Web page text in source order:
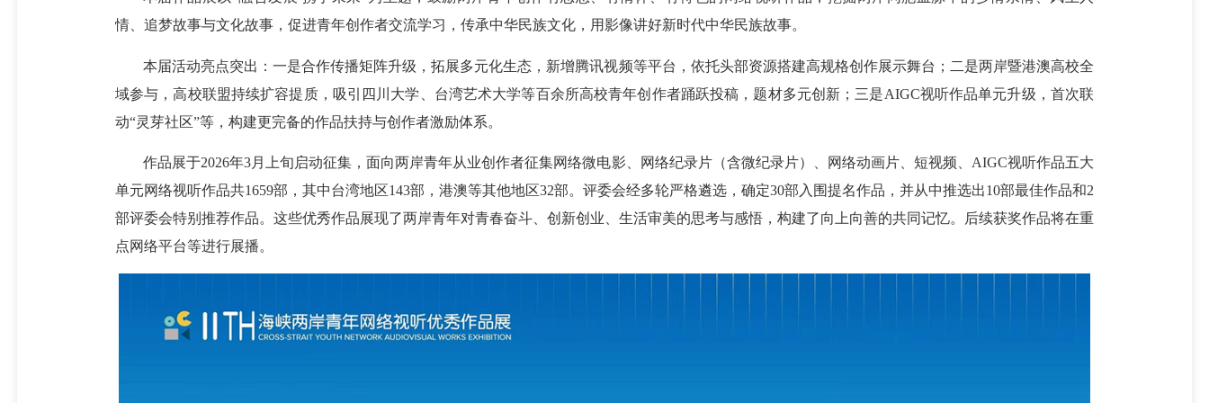
情、追梦故事与文化故事，促进青年创作者交流学习，传承中华民族文化，用影像讲好新时代中华民族故事。
本届活动亮点突出：一是合作传播矩阵升级，拓展多元化生态，新增腾讯视频等平台，依托头部资源搭建高规格创作展示舞台；二是两岸暨港澳高校全
域参与，高校联盟持续扩容提质，吸引四川大学、台湾艺术大学等百余所高校青年创作者踊跃投稿，题材多元创新；三是AIGC视听作品单元升级，首次联
动“灵芽社区”等，构建更完备的作品扶持与创作者激励体系。
作品展于2026年3月上旬启动征集，面向两岸青年从业创作者征集网络微电影、网络纪录片（含微纪录片）、网络动画片、短视频、AIGC视听作品五大
单元网络视听作品共1659部，其中台湾地区143部，港澳等其他地区32部。评委会经多轮严格遴选，确定30部入围提名作品，并从中推选出10部最佳作品和2
部评委会特别推荐作品。这些优秀作品展现了两岸青年对青春奋斗、创新创业、生活审美的思考与感悟，构建了向上向善的共同记忆。后续获奖作品将在重
点网络平台等进行展播。